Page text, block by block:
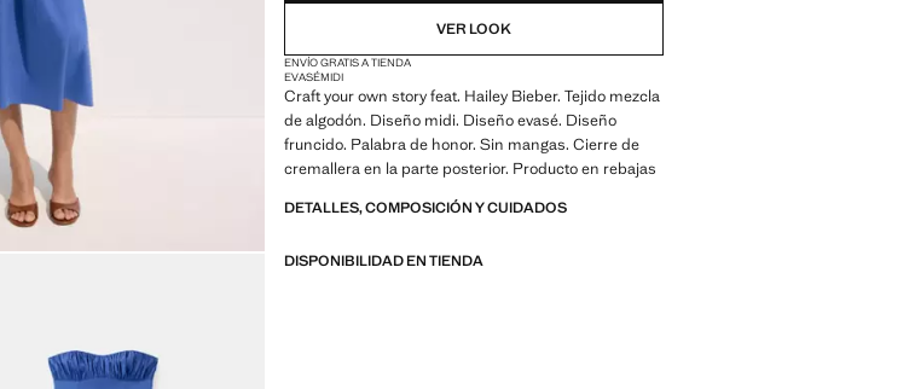
VER LOOK
ENVÍO GRATIS A TIENDA
EVASÉMIDI
Craft your own story feat. Hailey Bieber. Tejido mezcla
de algodón. Diseño midi. Diseño evasé. Diseño
fruncido. Palabra de honor. Sin mangas. Cierre de
cremallera en la parte posterior. Producto en rebajas
DETALLES, COMPOSICIÓN Y CUIDADOS
DISPONIBILIDAD EN TIENDA